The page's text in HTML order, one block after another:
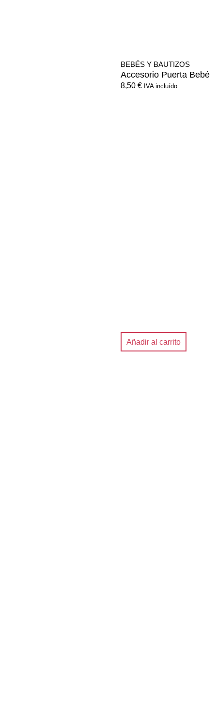
BEBÉS Y BAUTIZOS
Accesorio Puerta Bebé
8,50 € IVA incluído
Añadir al carrito